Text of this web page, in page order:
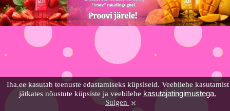
Iha.ee kasutab teenuste edastamiseks küpsiseid. Veebilehe kasutamist
jätkates nõustute küpsiste ja veebilehe kasutajatingimustega.
Sulgen